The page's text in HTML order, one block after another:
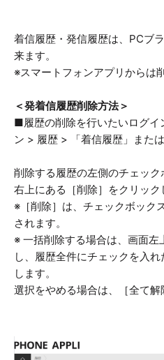
着信履歴・発信履歴は、PCブ
来ます。
※スマートフォンアプリからは
＜発着信履歴削除方法＞
■履歴の削除を行いたいログイ
ン > 履歴 > 「着信履歴」また
削除する履歴の左側のチェック
右上にある［削除］をクリック
※［削除］は、チェックボック
されます。
※ 一括削除する場合は、画面左
し、履歴全件にチェックを入
します。
選択をやめる場合は、［全て解